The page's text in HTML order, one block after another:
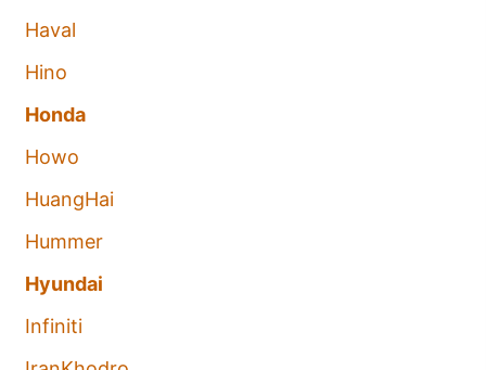
Haval
Hino
Honda
Howo
HuangHai
Hummer
Hyundai
Infiniti